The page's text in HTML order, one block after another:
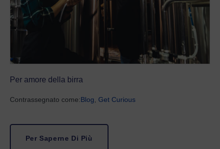
Per amore della birra
Contrassegnato come:Blog Get Curious
Per Saperne Di Più